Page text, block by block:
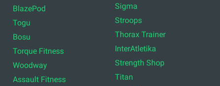
BlazePod
Togu
Bosu
Torque Fitness
Woodway
Assault Fitness
Sigma
Stroops
Thorax Trainer
InterAtletika
Strength Shop
Titan